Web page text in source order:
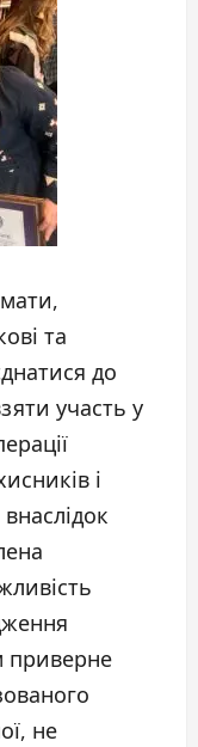
та
до
участь у
і
приверне
не